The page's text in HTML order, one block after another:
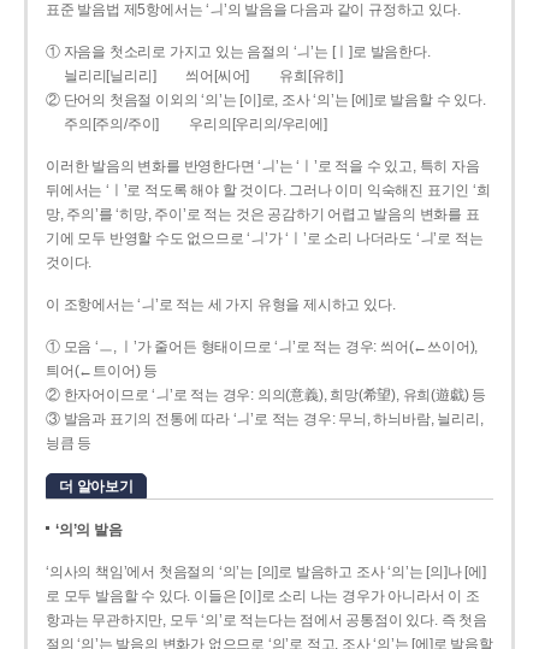
표준 발음법 제5항에서는 ‘ㅢ’의 발음을 다음과 같이 규정하고 있다.
① 자음을 첫소리로 가지고 있는 음절의 ‘ㅢ’는 [ㅣ]로 발음한다.
늴리리[닐리리]
씌어[씨어]
유희[유히]
② 단어의 첫음절 이외의 ‘의’는 [이]로, 조사 ‘의’는 [에]로 발음할 수 있다.
주의[주의/주이]
우리의[우리의/우리에]
이러한 발음의 변화를 반영한다면 ‘ㅢ’는 ‘ㅣ’로 적을 수 있고, 특히 자음
뒤에서는 ‘ㅣ’로 적도록 해야 할 것이다. 그러나 이미 익숙해진 표기인 ‘희
망, 주의’를 ‘히망, 주이’로 적는 것은 공감하기 어렵고 발음의 변화를 표
기에 모두 반영할 수도 없으므로 ‘ㅢ’가 ‘ㅣ’로 소리 나더라도 ‘ㅢ’로 적는
것이다.
이 조항에서는 ‘ㅢ’로 적는 세 가지 유형을 제시하고 있다.
① 모음 ‘ㅡ, ㅣ’가 줄어든 형태이므로 ‘ㅢ’로 적는 경우: 씌어(←쓰이어),
틔어(←트이어) 등
② 한자어이므로 ‘ㅢ’로 적는 경우: 의의(意義), 희망(希望), 유희(遊戱) 등
③ 발음과 표기의 전통에 따라 ‘ㅢ’로 적는 경우: 무늬, 하늬바람, 늴리리,
닁큼 등
더 알아보기
‘의’의 발음
‘의사의 책임’에서 첫음절의 ‘의’는 [의]로 발음하고 조사 ‘의’는 [의]나 [에]
로 모두 발음할 수 있다. 이들은 [이]로 소리 나는 경우가 아니라서 이 조
항과는 무관하지만, 모두 ‘의’로 적는다는 점에서 공통점이 있다. 즉 첫음
절의 ‘의’는 발음의 변화가 없으므로 ‘의’로 적고, 조사 ‘의’는 [에]로 발음할